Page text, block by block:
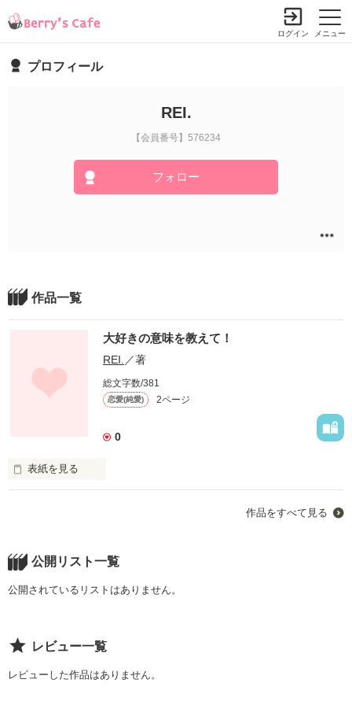
メニュー
ログイン
プロフィール
REI.
【会員番号】576234
フォロー
作品一覧
大好きの意味を教えて！
REI. ／著
総文字数/381
恋愛(純愛) 2ページ
0
表紙を見る
人生がガラッと変わる。
2013.08.23〜
作品をすべて見る
公開リスト一覧
公開されているリストはありません。
レビュー一覧
レビューした作品はありません。